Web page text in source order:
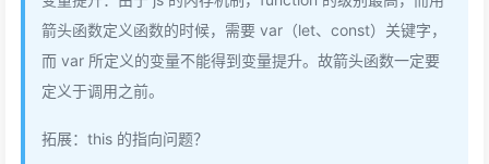
箭头函数定义函数的时候，需要 var（let、const）关键字，
而 var 所定义的变量不能得到变量提升。故箭头函数一定要
定义于调用之前。
拓展：this 的指向问题？